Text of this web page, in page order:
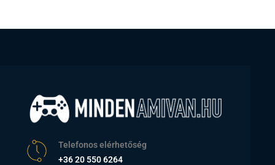
Telefonos elérhetőség
+36 20 550 6264